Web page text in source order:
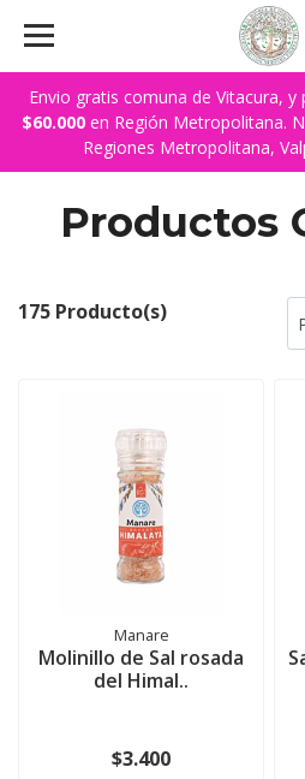
Envio gratis comuna de Vitacura,
$60.000 en Región Metropolitana.
Regiones Metropolitana,
Productos
175 Producto(s)
Manare
Molinillo de Sal rosada
del Himal..
$3.400